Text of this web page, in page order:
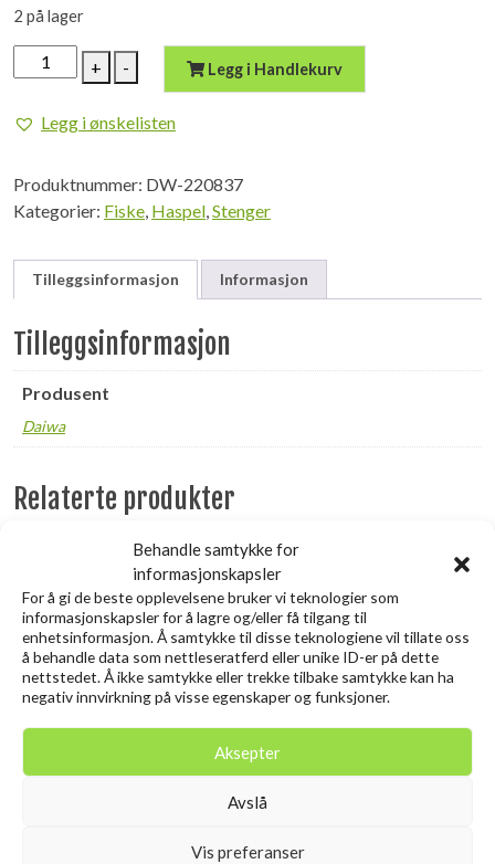
Behandle samtykke for
informasjonskapsler
For å gi de beste opplevelsene bruker vi teknologier som
informasjonskapsler for å lagre og/eller få tilgang til
enhetsinformasjon. Å samtykke til disse teknologiene vil tillate oss
å behandle data som nettleseratferd eller unike ID-er på dette
nettstedet. Å ikke samtykke eller trekke tilbake samtykke kan ha
negativ innvirkning på visse egenskaper og funksjoner.
Aksepter
Avslå
Vis preferanser
2 på lager
+
DAIWA
SilverCreek
13'
7
-
antall
- Legg i Handlekurv
Legg i ønskelisten
Produktnummer: DW-220837
Kategorier: Fiske, Haspel,Stenger
Tilleggsinformasjon Informasjon
Tilleggsinformasjon
Produsent
Daiwa
Relaterte produkter
Chartreuse Pumpkin 8PCS
Utsolgt